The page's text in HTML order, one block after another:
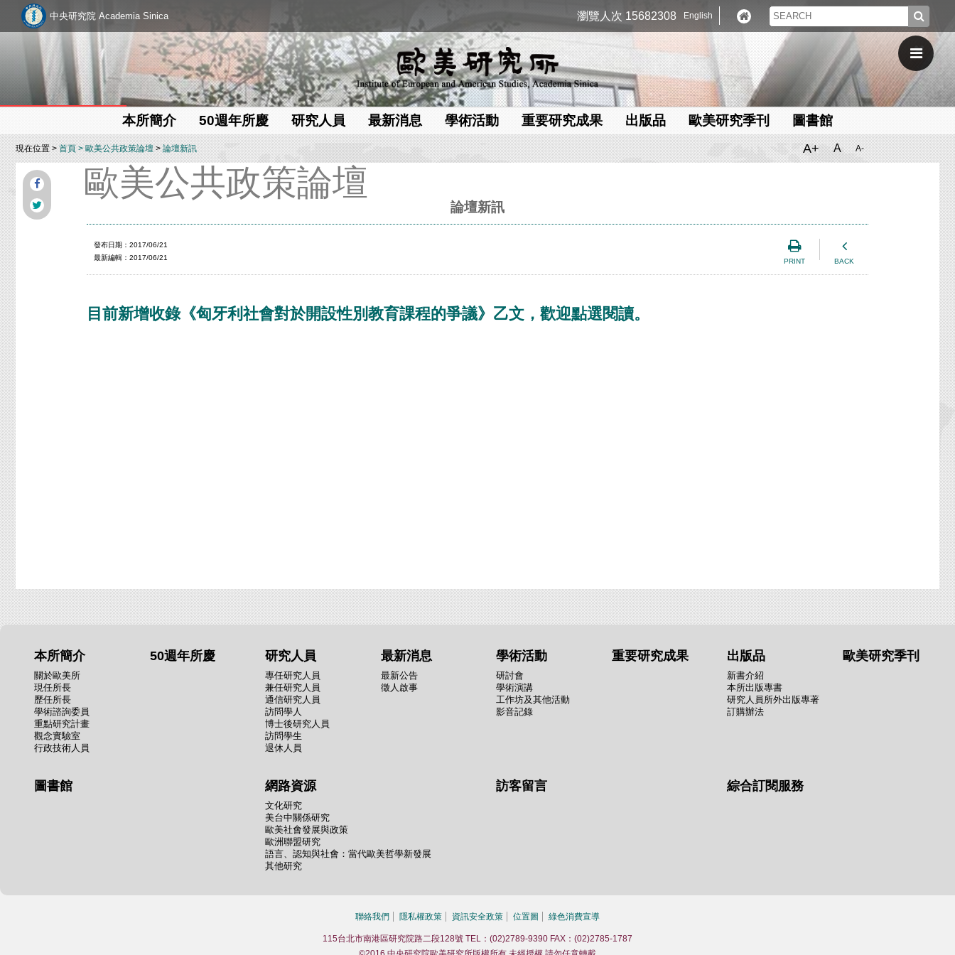
中央研究院 Academia Sinica 瀏覽人次 15682308 English
本所簡介 50週年所慶 研究人員 最新消息 學術活動 重要研究成果 出版品 歐美研究季刊 圖書館
現在位置 >首頁 >歐美公共政策論壇>論壇新訊 A+ A A-
歐美公共政策論壇
論壇新訊
PRINT BACK
發布日期：2017/06/21
最新編輯：2017/06/21
目前新增收錄《匈牙利社會對於開設性別教育課程的爭議》乙文，歡迎點選閱讀。
本所簡介
關於歐美所
現任所長
歷任所長
學術諮詢委員
重點研究計畫
觀念實驗室
行政技術人員
50週年所慶 研究人員
專任研究人員
兼任研究人員
通信研究人員
訪問學人
博士後研究人員
訪問學生
退休人員
最新消息
最新公告
徵人啟事
學術活動
研討會
學術演講
工作坊及其他活動
影音記錄
重要研究成果 出版品
新書介紹
本所出版專書
研究人員所外出版專著
訂購辦法
歐美研究季刊
圖書館 網路資源
文化研究
美台中關係研究
歐美社會發展與政策
歐洲聯盟研究
語言、認知與社會：當代歐美哲學新發展
其他研究
訪客留言 綜合訂閱服務
聯絡我們 隱私權政策 資訊安全政策 位置圖 綠色消費宣導
115台北市南港區研究院路二段128號 TEL：(02)2789-9390 FAX：(02)2785-1787